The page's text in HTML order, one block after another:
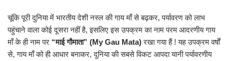
चूंकि पूरी दुनिया में भारतीय देशी नस्ल की गाय माँ से बढ़कर, पर्यावरण को लाभ
पहुंचाने वाला कोई दूसरा नहीं है, इसलिए इस उपक्रम का नाम परम आदरणीय गाय
माँ के ही नाम पर “माई गौमाता” (My Gau Mata)रखा गया हैं ! यह उपक्रम वर्षों
से, गाय माँ को ही आधार बनाकर, दुनिया की सबसे विकट आपदा यानी पर्यावरणीय